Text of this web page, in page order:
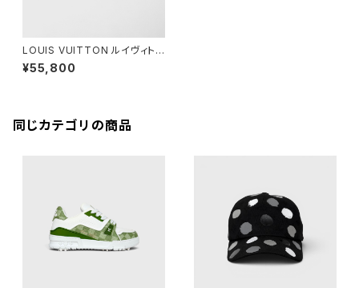
LOUIS VUITTON ルイヴィトン
ネックレス・プティ ルイ
¥55,800
同じカテゴリの商品